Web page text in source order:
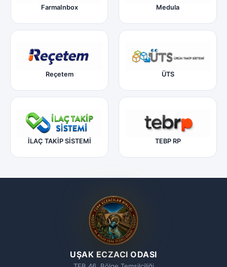
FarmaInbox Medula
Reçetem ÜTS
İLAÇ TAKİP SİSTEMİ TEBP RP
UŞAK ECZACI ODASI